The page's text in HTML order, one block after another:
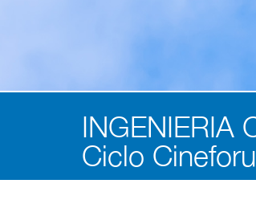
INGENIERIA
Ciclo